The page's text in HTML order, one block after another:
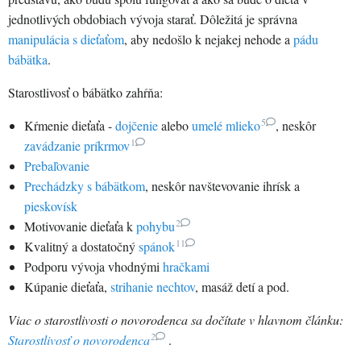
jednotlivých obdobiach vývoja starať. Dôležitá je správna
manipulácia s dieťaťom, aby nedošlo k nejakej nehode a pádu
bábätka.
Starostlivosť o bábätko zahŕňa:
Kŕmenie dieťaťa -dojčeniealeboumelé mlieko5
, neskôr
zavádzanie príkrmov1
Prebaľovanie
Prechádzky s bábätkom, neskôr navštevovanie ihrísk a
pieskovísk
Motivovanie dieťaťa kpohybu2
Kvalitný a dostatočnýspánok11
Podporu vývoja vhodnými hračkami
Kúpanie dieťaťa, strihanie nechtov, masáž detí a pod.
Viac o starostlivosti o novorodenca sa dočítate v hlavnom článku:
Starostlivosť o novorodenca2
.